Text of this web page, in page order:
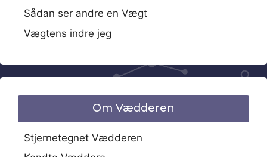
Sådan ser andre en Vægt
Vægtens indre jeg
Om Vædderen
Stjernetegnet Vædderen